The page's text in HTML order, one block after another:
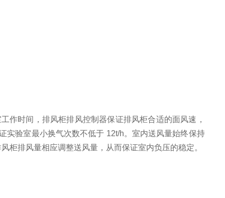
作时间，排风柜排风控制器保证排风柜合适的面风速，
实验室最小换气次数不低于 12t/h。室内送风量始终保持
柜排风量相应调整送风量，从而保证室内负压的稳定。